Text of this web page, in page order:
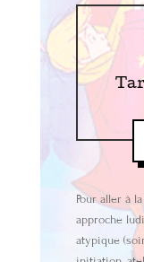
Pour aller à
approche
atypique